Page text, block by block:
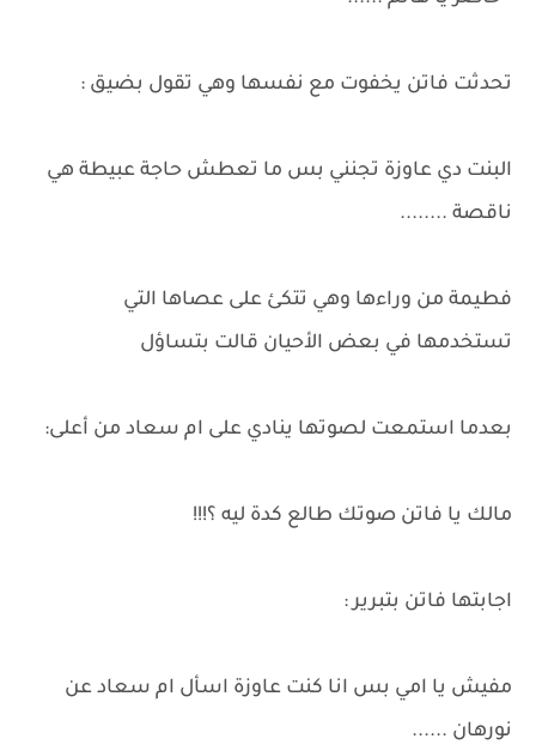
تحدثت فاتن يخفوت مع نفسها وهي تقول بضيق :
البنت دي عاوزة تجنني بس ما تعطش حاجة عبيطة هي
ناقصة ........
فطيمة من وراءها وهي تتكئ على عصاها التي
تستخدمها في بعض الأحيان قالت بتساؤل
بعدما استمعت لصوتها ينادي على ام سعاد من أعلى:
مالك يا فاتن صوتك طالع كدة ليه ؟!!!
اجابتها فاتن بتبرير :
مفيش يا امي بس انا كنت عاوزة اسأل ام سعاد عن
نورهان ......